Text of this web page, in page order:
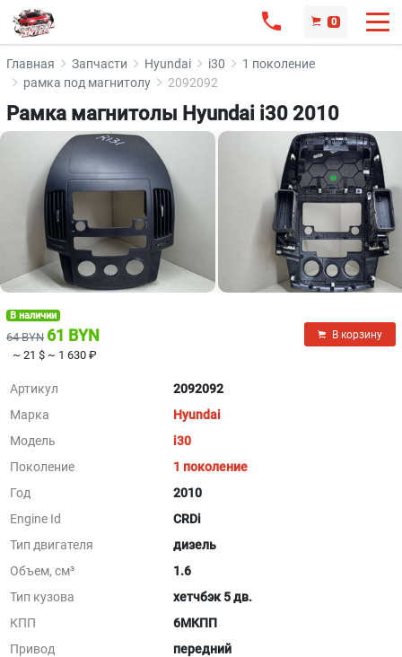
0
Главная Запчасти Hyundai i30
1 поколение
рамка под магнитолу
2092092
Рамка магнитолы Hyundai i30 2010
В наличии
64 BYN 61 BYN
~ 21 $ ~ 1 630 ₽
В корзину
Артикул
2092092
Марка
Hyundai
Модель
i30
Поколение
1 поколение
Год
2010
Engine Id
CRDi
Тип двигателя
дизель
Объем, см³
1.6
Тип кузова
хетчбэк 5 дв.
КПП
6МКПП
Привод
передний